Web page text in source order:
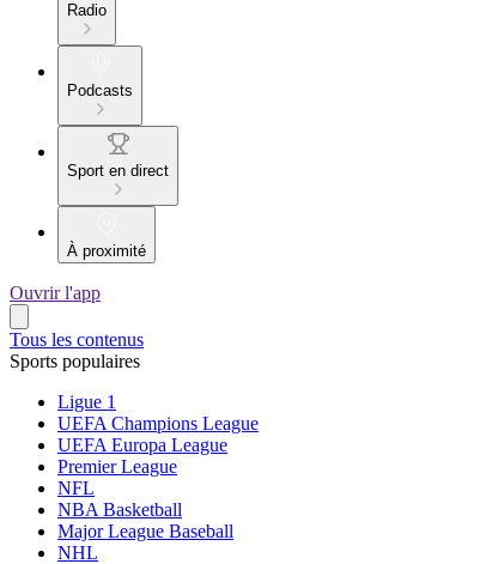
Radio
Podcasts
Sport en direct
À proximité
Ouvrir l'app
Tous les contenus
Sports populaires
Ligue 1
UEFA Champions League
UEFA Europa League
Premier League
NFL
NBA Basketball
Major League Baseball
NHL